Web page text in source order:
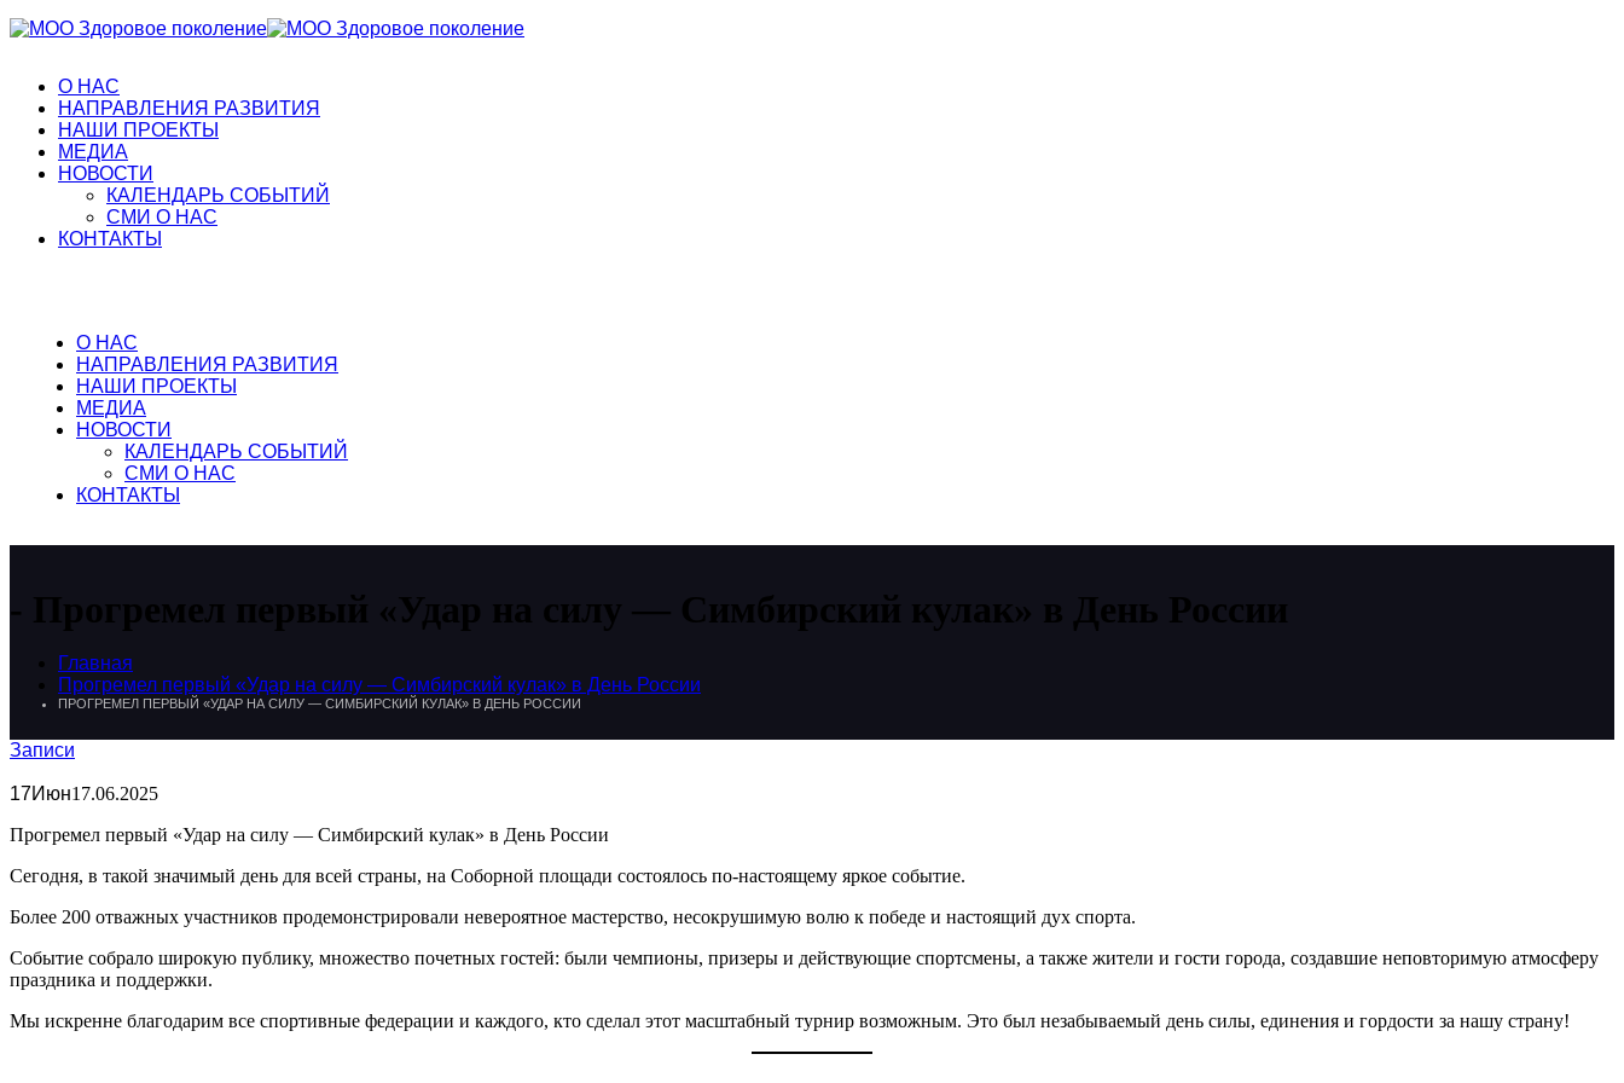
О НАС
НАПРАВЛЕНИЯ РАЗВИТИЯ
НАШИ ПРОЕКТЫ
МЕДИА
НОВОСТИ
КАЛЕНДАРЬ СОБЫТИЙ
СМИ О НАС
КОНТАКТЫ
О НАС
НАПРАВЛЕНИЯ РАЗВИТИЯ
НАШИ ПРОЕКТЫ
МЕДИА
НОВОСТИ
КАЛЕНДАРЬ СОБЫТИЙ
СМИ О НАС
КОНТАКТЫ
Прогремел первый «Удар на силу — Симбирский кулак» в День России
Главная
Прогремел первый «Удар на силу — Симбирский кулак» в День России
ПРОГРЕМЕЛ ПЕРВЫЙ «УДАР НА СИЛУ — СИМБИРСКИЙ КУЛАК» В ДЕНЬ РОССИИ
Записи
17Июн17.06.2025
Прогремел первый «Удар на силу — Симбирский кулак» в День России
Сегодня, в такой значимый день для всей страны, на Соборной площади состоялось по-настоящему яркое событие.
Более 200 отважных участников продемонстрировали невероятное мастерство, несокрушимую волю к победе и настоящий дух спорта.
Событие собрало широкую публику, множество почетных гостей: были чемпионы, призеры и действующие спортсмены, а также жители и гости города, создавшие неповторимую атмосферу
праздника и поддержки.
Мы искренне благодарим все спортивные федерации и каждого, кто сделал этот масштабный турнир возможным. Это был незабываемый день силы, единения и гордости за нашу страну!